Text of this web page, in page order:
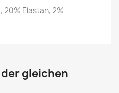
20% Elastan, 2%
gleichen